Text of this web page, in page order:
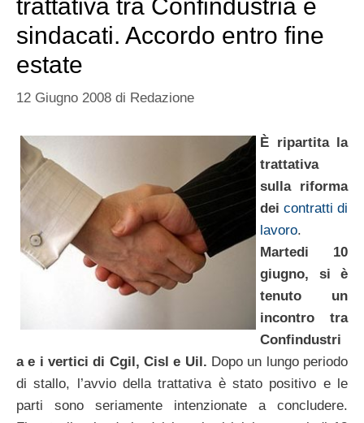
trattativa tra Confindustria e
sindacati. Accordo entro fine
estate
12 Giugno 2008 di Redazione
È ripartita la
trattativa
sulla riforma
dei contratti di
lavoro.
Martedi 10
giugno, si è
tenuto un
incontro tra
Confindustri
a e i vertici di Cgil, Cisl e Uil. Dopo un lungo periodo
di stallo, l’avvio della trattativa è stato positivo e le
parti sono seriamente intenzionate a concludere.